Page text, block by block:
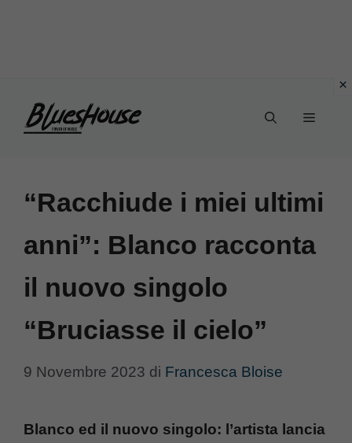
Menu
“Racchiude i miei ultimi
anni”: Blanco racconta
il nuovo singolo
“Bruciasse il cielo”
9 Novembre 2023 di Francesca Bloise
Blanco ed il nuovo singolo: l’artista lancia